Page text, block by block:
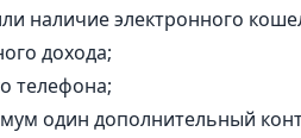
наличие электронного
дохода;
телефона;
один дополнительный